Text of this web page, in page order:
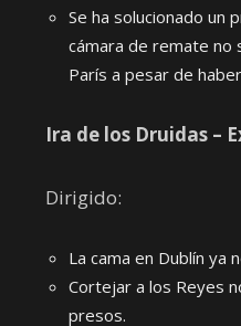
Se ha solucionado un
cámara de remate no
París a pesar de
Ira de los Druidas –
Dirigido:
La cama en Dublín ya
Cortejar a los Reyes
presos.